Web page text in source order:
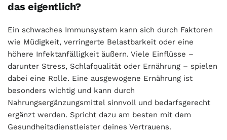
das eigentlich?
Ein schwaches Immunsystem kann sich durch Faktoren
wie Müdigkeit, verringerte Belastbarkeit oder eine
höhere Infektanfälligkeit äußern. Viele Einflüsse –
darunter Stress, Schlafqualität oder Ernährung – spielen
dabei eine Rolle. Eine ausgewogene Ernährung ist
besonders wichtig und kann durch
Nahrungsergänzungsmittel sinnvoll und bedarfsgerecht
ergänzt werden. Spricht dazu am besten mit dem
Gesundheitsdienstleister deines Vertrauens.